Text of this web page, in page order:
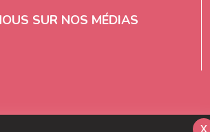
SUR NOS MÉDIAS
x